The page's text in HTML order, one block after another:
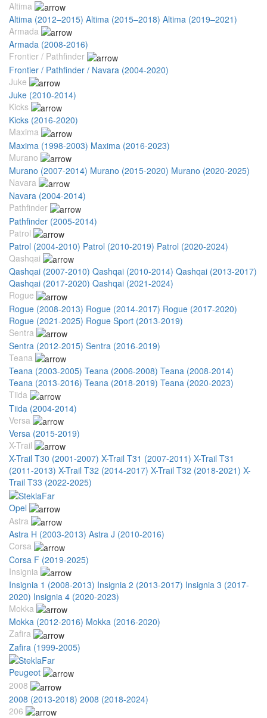
Altima
Altima (2012–2015) Altima (2015–2018) Altima (2019–2021)
Armada
Armada (2008-2016)
Frontier / Pathfinder
Frontier / Pathfinder / Navara (2004-2020)
Juke
Juke (2010-2014)
Kicks
Kicks (2016-2020)
Maxima
Maxima (1998-2003) Maxima (2016-2023)
Murano
Murano (2007-2014) Murano (2015-2020) Murano (2020-2025)
Navara
Navara (2004-2014)
Pathfinder
Pathfinder (2005-2014)
Patrol
Patrol (2004-2010) Patrol (2010-2019) Patrol (2020-2024)
Qashqai
Qashqai (2007-2010) Qashqai (2010-2014) Qashqai (2013-2017)
Qashqai (2017-2020) Qashqai (2021-2024)
Rogue
Rogue (2008-2013) Rogue (2014-2017) Rogue (2017-2020)
Rogue (2021-2025) Rogue Sport (2013-2019)
Sentra
Sentra (2012-2015) Sentra (2016-2019)
Teana
Teana (2003-2005) Teana (2006-2008) Teana (2008-2014)
Teana (2013-2016) Teana (2018-2019) Teana (2020-2023)
Tiida
Tiida (2004-2014)
Versa
Versa (2015-2019)
X-Trail
X-Trail T30 (2001-2007) X-Trail T31 (2007-2011) X-Trail T31
(2011-2013) X-Trail T32 (2014-2017) X-Trail T32 (2018-2021) X-
Trail T33 (2022-2025)
Opel
Astra
Astra H (2003-2013) Astra J (2010-2016)
Corsa
Corsa F (2019-2025)
Insignia
Insignia 1 (2008-2013) Insignia 2 (2013-2017) Insignia 3 (2017-
2020) Insignia 4 (2020-2023)
Mokka
Mokka (2012-2016) Mokka (2016-2020)
Zafira
Zafira (1999-2005)
Peugeot
2008
2008 (2013-2018) 2008 (2018-2024)
206